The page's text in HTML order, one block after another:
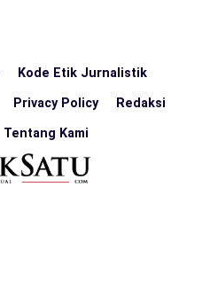
Kode Etik Jurnalistik
Privacy Policy Redaksi
Tentang Kami